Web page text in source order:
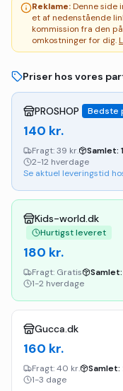
Reklame:Denne side
et af nedenstående
kommission fra den
omkostninger for dig.
Priser hos vores
PROSHOP Bedste
140 kr.
Fragt:39 kr. Samlet:
2-12 hverdage
Se aktuel leveringstid
Kids-world.dk
Hurtigst leveret
180 kr.
Fragt: Gratis Samlet:
1-2 hverdage
Gucca.dk
160 kr.
Fragt:40 kr. Samlet:
1-3 dage